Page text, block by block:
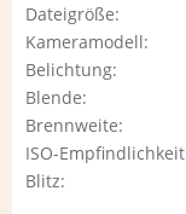
Dateigröße
Kameramodell
Belichtung
Blende
Brennweite
ISO-Empfindlichkeit
Blitz